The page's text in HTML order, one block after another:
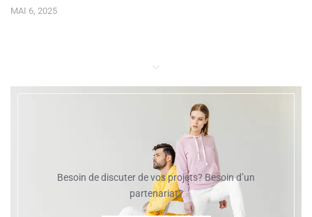
MAI 6, 2025
Besoin de discuter de vos projets? Besoin d’un
partenariat?